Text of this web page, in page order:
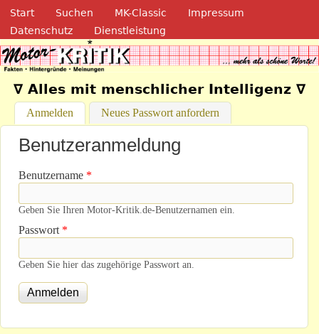
Direkt zum Inhalt
Navigation
Start Suchen MK-Classic
Impressum
Datenschutz
Dienstleistung
Motor-Kritik.de
∇ Alles mit menschlicher Intelligenz ∇
Anmelden (aktiver Reiter)
Neues Passwort anfordern
Benutzeranmeldung
Benutzername *
Geben Sie Ihren Motor-Kritik.de-Benutzernamen ein.
Passwort *
Geben Sie hier das zugehörige Passwort an.